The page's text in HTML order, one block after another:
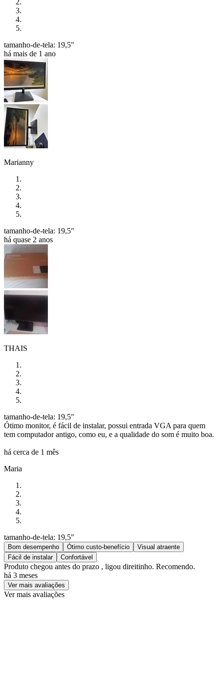
tamanho-de-tela: 19,5"
há mais de 1 ano
Marianny
tamanho-de-tela: 19,5"
há quase 2 anos
THAIS
tamanho-de-tela: 19,5"
Ótimo monitor, é fácil de instalar, possui entrada VGA para quem
tem computador antigo, como eu, e a qualidade do som é muito boa.
há cerca de 1 mês
Maria
tamanho-de-tela: 19,5"
Bom desempenho Ótimo custo-benefício
Visual atraente
Fácil de instalar
Confortável
Produto chegou antes do prazo , ligou direitinho. Recomendo.
há 3 meses
Ver mais avaliações
Ver mais avaliações